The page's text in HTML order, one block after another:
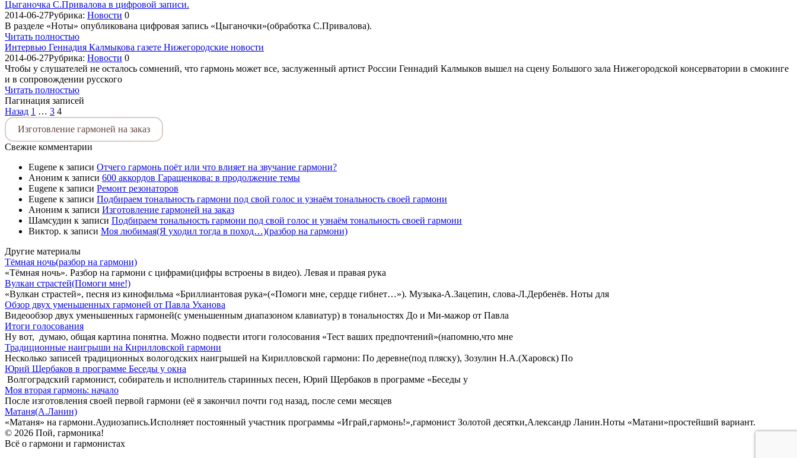
Цыганочка С.Привалова в цифровой записи.
2014-06-27Рубрика: Новости 0
В разделе «Ноты» опубликована цифровая запись «Цыганочки»(обработка С.Привалова).
Читать полностью
Интервью Геннадия Калмыкова газете Нижегородские новости
2014-06-27Рубрика: Новости 0
Чтобы у слушателей не осталось сомнений, что гармонь может все, заслуженный артист России Геннадий Калмыков вышел на сцену Большого зала Нижегородской консерватории в смокинге
и в сопровождении русского
Читать полностью
Пагинация записей
Назад 1 … 3 4
Изготовление гармоней на заказ
Свежие комментарии
Eugene к записи Отчего гармонь поёт или что влияет на звучание гармони?
Аноним к записи 600 аккордов Гаращенкова: в продолжение темы
Eugene к записи Ремонт резонаторов
Eugene к записи Подбираем тональность гармони под свой голос и узнаём тональность своей гармони
Аноним к записи Изготовление гармоней на заказ
Шамсудин к записи Подбираем тональность гармони под свой голос и узнаём тональность своей гармони
Виктор. к записи Моя любимая(Я уходил тогда в поход…)(разбор на гармони)
Другие материалы
Тёмная ночь(разбор на гармони)
«Тёмная ночь». Разбор на гармони с цифрами(цифры встроены в видео). Левая и правая рука
Вулкан страстей(Помоги мне!)
«Вулкан страстей», песня из кинофильма «Бриллиантовая рука»(«Помоги мне, сердце гибнет…»). Музыка-А.Зацепин, слова-Л.Дербенёв. Ноты для
Обзор двух уменьшенных гармоней от Павла Уханова
Видеообзор двух уменьшенных гармоней(с уменьшенным диапазоном клавиатур) в тональностях До и Ми-мажор от Павла
Итоги голосования
Ну вот, думаю, общая картина понятна. Можно подвести итоги голосования «Тест ваших предпочтений»(напомню,что мне
Традиционные наигрыши на Кирилловской гармони
Несколько записей традиционных вологодских наигрышей на Кирилловской гармони: По деревне(под пляску), Зозулин Н.А.(Харовск) По
Юрий Щербаков в программе Беседы у окна
Волгоградский гармонист, собиратель и исполнитель старинных песен, Юрий Щербаков в программе «Беседы у
Моя вторая гармонь: начало
После изготовления своей первой гармони (её я закончил почти год назад, после семи месяцев
Матаня(А.Ланин)
«Матаня» на гармони.Аудиозапись.Исполняет постоянный участник программы «Играй,гармонь!»,гармонист Золотой десятки,Александр Ланин.Ноты «Матани»простейший вариант.
© 2026 Пой, гармоника!
Всё о гармони и гармонистах